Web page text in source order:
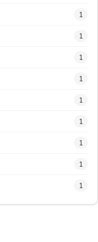
1
1
1
1
1
1
1
1
1